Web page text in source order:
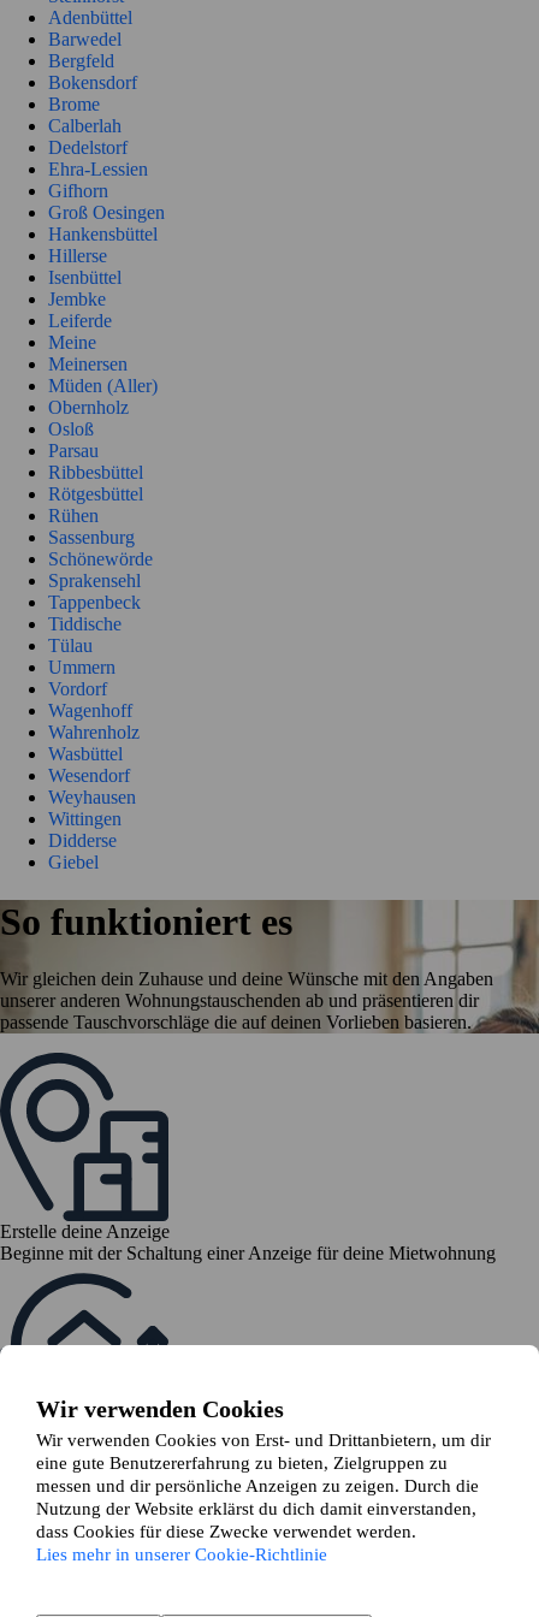
Wir verwenden Cookies
Wir verwenden Cookies von Erst- und Drittanbietern, um dir
eine gute Benutzererfahrung zu bieten, Zielgruppen zu
messen und dir persönliche Anzeigen zu zeigen. Durch die
Nutzung der Website erklärst du dich damit einverstanden,
dass Cookies für diese Zwecke verwendet werden.
Lies mehr in unserer Cookie-Richtlinie
Adenbüttel
Barwedel
Bergfeld
Bokensdorf
Brome
Calberlah
Dedelstorf
Ehra-Lessien
Gifhorn
Groß Oesingen
Hankensbüttel
Hillerse
Isenbüttel
Jembke
Leiferde
Meine
Meinersen
Müden (Aller)
Obernholz
Osloß
Parsau
Ribbesbüttel
Rötgesbüttel
Rühen
Sassenburg
Schönewörde
Sprakensehl
Tappenbeck
Tiddische
Tülau
Ummern
Vordorf
Wagenhoff
Wahrenholz
Wasbüttel
Wesendorf
Weyhausen
Wittingen
Didderse
Giebel
So funktioniert es
Wir gleichen dein Zuhause und deine Wünsche mit den Angaben
unserer anderen Wohnungstauschenden ab und präsentieren dir
passende Tauschvorschläge die auf deinen Vorlieben basieren.
Erstelle deine Anzeige
Beginne mit der Schaltung einer Anzeige für deine Mietwohnung
Sieh dir deine Tauschvorschläge an
Deine Anzeige wird mit anderen gematcht und du erhältst relevante
Tauschvorschläge